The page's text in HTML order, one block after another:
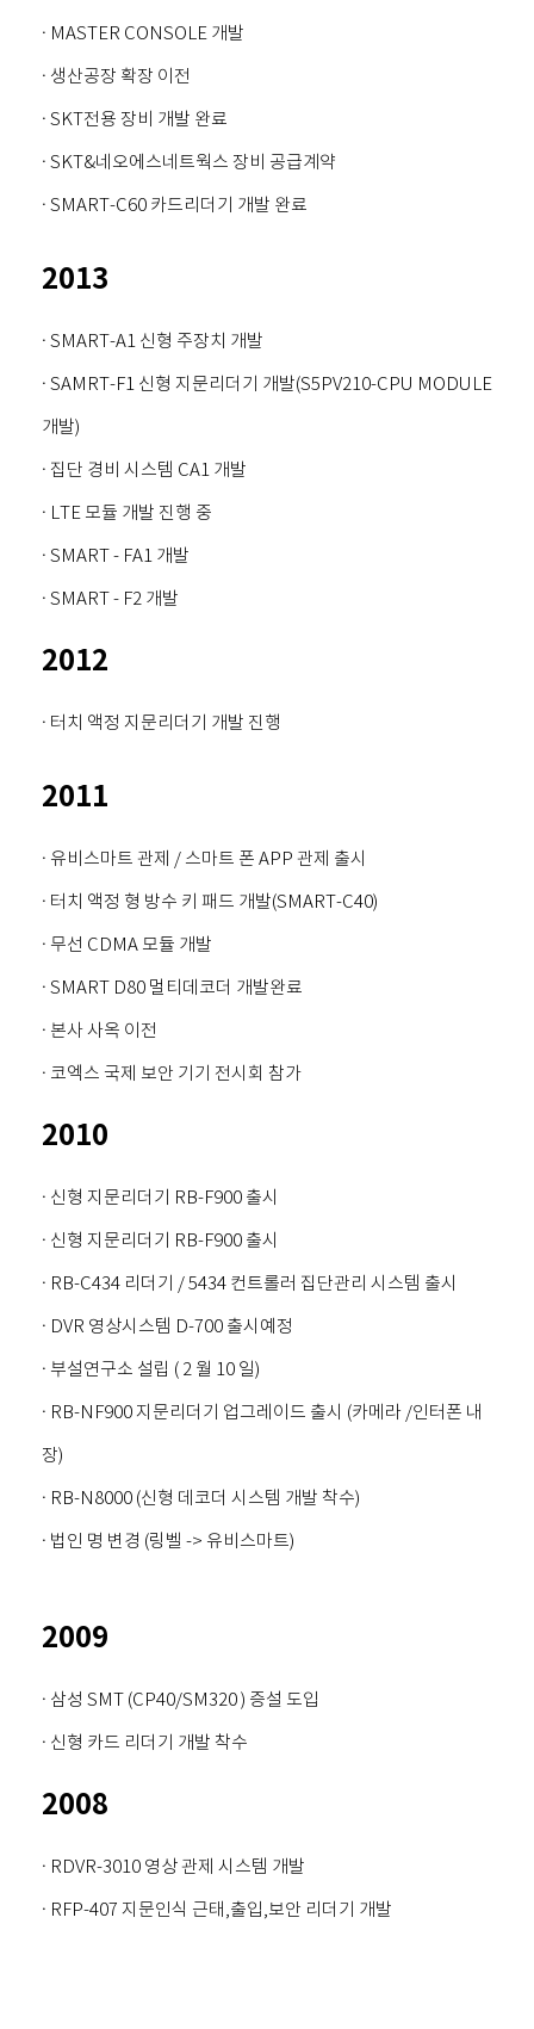
· MASTER CONSOLE 개발
· 생산공장 확장 이전
· SKT전용 장비 개발 완료
· SKT&네오에스네트웍스 장비 공급계약
· SMART-C60 카드리더기 개발 완료
2013
· SMART-A1 신형 주장치 개발
· SAMRT-F1 신형 지문리더기 개발(S5PV210-CPU MODULE
개발)
· 집단 경비 시스템 CA1 개발
· LTE 모듈 개발 진행 중
· SMART - FA1 개발
· SMART - F2 개발
2012
· 터치 액정 지문리더기 개발 진행
2011
· 유비스마트 관제 / 스마트 폰 APP 관제 출시
· 터치 액정 형 방수 키 패드 개발(SMART-C40)
· 무선 CDMA 모듈 개발
· SMART D80 멀티데코더 개발완료
· 본사 사옥 이전
· 코엑스 국제 보안 기기 전시회 참가
2010
· 신형 지문리더기 RB-F900 출시
· 신형 지문리더기 RB-F900 출시
· RB-C434 리더기 / 5434 컨트롤러 집단관리 시스템 출시
· DVR 영상시스템 D-700 출시예정
· 부설연구소 설립 ( 2 월 10 일)
· RB-NF900 지문리더기 업그레이드 출시 (카메라 /인터폰 내
장)
· RB-N8000 (신형 데코더 시스템 개발 착수)
· 법인 명 변경 (링벨 -> 유비스마트)
2009
· 삼성 SMT (CP40/SM320 ) 증설 도입
· 신형 카드 리더기 개발 착수
2008
· RDVR-3010 영상 관제 시스템 개발
· RFP-407 지문인식 근태,출입,보안 리더기 개발